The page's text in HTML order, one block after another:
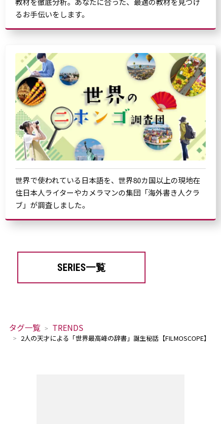
るお手伝いをします。
世界で使われている日本語を、世界80カ国以上の現地在
住日本人ライターやカメラマンの集団「海外書き人クラ
ブ」が調査しました。
SERIES一覧
タグ一覧 TRENDS
2人の天才による「世界最高峰の辞書」誕生秘話【FILMOSCOPE】